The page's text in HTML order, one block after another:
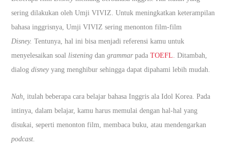
sering dilakukan oleh Umji VIVIZ. Untuk meningkatkan keterampilan
bahasa inggrisnya, Umji VIVIZ sering menonton film-film
Disney.Tentunya, hal ini bisa menjadi referensi kamu untuk
menyelesaikan soal listeningdangrammarpadaTOEFL . Ditambah,
dialogdisneyyang menghibur sehingga dapat dipahami lebih mudah.
Nah,itulah beberapa cara belajar bahasa Inggris ala Idol Korea. Pada
intinya, dalam belajar, kamu harus memulai dengan hal-hal yang
disukai, seperti menonton film, membaca buku, atau mendengarkan
podcast.